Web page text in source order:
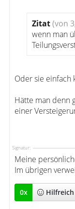
Zitat(von
wenn man
Oder sie einfach
Hätte man denn
einer
Signatur:
Meine
Im übrigen
0x Hilfreich